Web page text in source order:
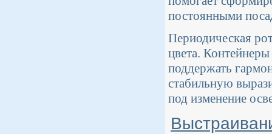
постоянными
Периодическая
цвета.
поддержать
стабильную
под изменение